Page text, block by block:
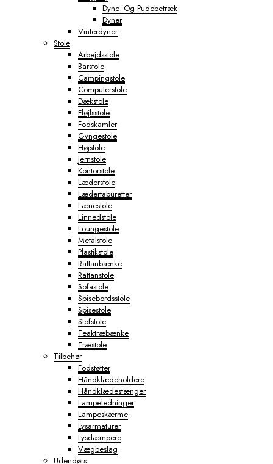
Dyne- Og Pudebetræk
Dyner
Vinterdyner
Stole
Arbejdsstole
Barstole
Campingstole
Computerstole
Dækstole
Fløjlsstole
Fodskamler
Gyngestole
Højstole
Jernstole
Kontorstole
Læderstole
Lædertaburetter
Lænestole
Linnedstole
Loungestole
Metalstole
Plastikstole
Rattanbænke
Rattanstole
Sofastole
Spisebordsstole
Spisestole
Stofstole
Teaktræbænke
Træstole
Tilbehør
Fodstøtter
Håndklædeholdere
Håndklædestænger
Lampeledninger
Lampeskærme
Lysarmaturer
Lysdæmpere
Vægbeslag
Udendørs